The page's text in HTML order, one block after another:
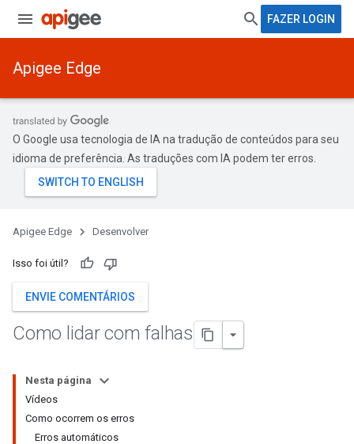
FAZER LOGIN
Apigee Edge
O Google usa tecnologia de IA na tradução de conteúdos para seu
idioma de preferência. As traduções com IA podem ter erros.
Apigee Edge Desenvolver
Isso foi útil?
ENVIE COMENTÁRIOS
Como lidar com falhas
Nesta página
Vídeos
Como ocorrem os erros
Erros automáticos